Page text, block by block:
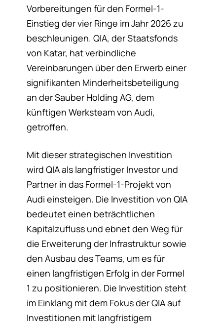
Vorbereitungen für den Formel-1-
Einstieg der vier Ringe im Jahr 2026 zu
beschleunigen. QIA, der Staatsfonds
von Katar, hat verbindliche
Vereinbarungen über den Erwerb einer
signifikanten Minderheitsbeteiligung
an der Sauber Holding AG, dem
künftigen Werksteam von Audi,
getroffen.
Mit dieser strategischen Investition
wird QIA als langfristiger Investor und
Partner in das Formel-1-Projekt von
Audi einsteigen. Die Investition von QIA
bedeutet einen beträchtlichen
Kapitalzufluss und ebnet den Weg für
die Erweiterung der Infrastruktur sowie
den Ausbau des Teams, um es für
einen langfristigen Erfolg in der Formel
1 zu positionieren. Die Investition steht
im Einklang mit dem Fokus der QIA auf
Investitionen mit langfristigem